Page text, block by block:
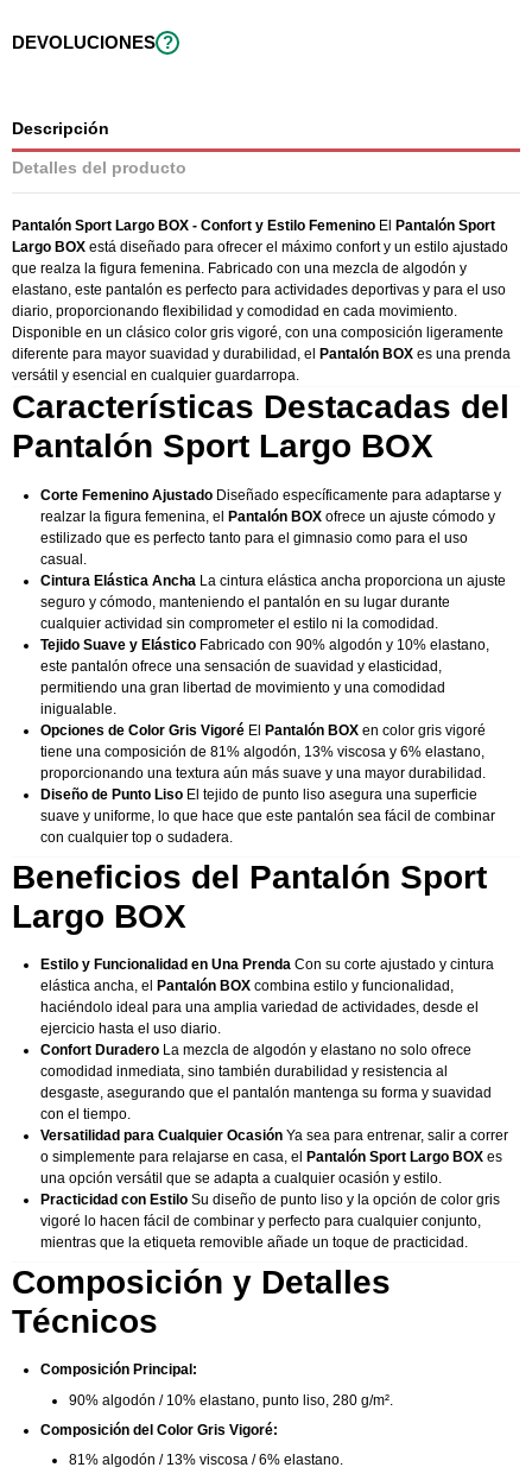
DEVOLUCIONES ?
Descripción
Detalles del producto
Pantalón Sport Largo BOX - Confort y Estilo Femenino El Pantalón Sport
Largo BOX está diseñado para ofrecer el máximo confort y un estilo ajustado
que realza la figura femenina. Fabricado con una mezcla de algodón y
elastano, este pantalón es perfecto para actividades deportivas y para el uso
diario, proporcionando flexibilidad y comodidad en cada movimiento.
Disponible en un clásico color gris vigoré, con una composición ligeramente
diferente para mayor suavidad y durabilidad, el
Pantalón BOX es una prenda
versátil y esencial en cualquier guardarropa.
Características Destacadas del
Pantalón Sport Largo BOX
Corte Femenino Ajustado Diseñado específicamente para adaptarse y
realzar la figura femenina, el Pantalón BOX ofrece un ajuste cómodo y
estilizado que es perfecto tanto para el gimnasio como para el uso
casual.
Cintura Elástica Ancha La cintura elástica ancha proporciona un ajuste
seguro y cómodo, manteniendo el pantalón en su lugar durante
cualquier actividad sin comprometer el estilo ni la comodidad.
Tejido Suave y Elástico Fabricado con 90% algodón y 10% elastano,
este pantalón ofrece una sensación de suavidad y elasticidad,
permitiendo una gran libertad de movimiento y una comodidad
inigualable.
Opciones de Color Gris Vigoré El Pantalón BOX en color gris vigoré
tiene una composición de 81% algodón, 13% viscosa y 6% elastano,
proporcionando una textura aún más suave y una mayor durabilidad.
Diseño de Punto Liso El tejido de punto liso asegura una superficie
suave y uniforme, lo que hace que este pantalón sea fácil de combinar
con cualquier top o sudadera.
Beneficios del Pantalón Sport
Largo BOX
Estilo y Funcionalidad en Una Prenda Con su corte ajustado y cintura
elástica ancha, el
Pantalón BOX combina estilo y funcionalidad,
haciéndolo ideal para una amplia variedad de actividades, desde el
ejercicio hasta el uso diario.
Confort Duradero La mezcla de algodón y elastano no solo ofrece
comodidad inmediata, sino también durabilidad y resistencia al
desgaste, asegurando que el pantalón mantenga su forma y suavidad
con el tiempo.
Versatilidad para Cualquier Ocasión Ya sea para entrenar, salir a correr
o simplemente para relajarse en casa, el
Pantalón Sport Largo BOX es
una opción versátil que se adapta a cualquier ocasión y estilo.
Practicidad con Estilo Su diseño de punto liso y la opción de color gris
vigoré lo hacen fácil de combinar y perfecto para cualquier conjunto,
mientras que la etiqueta removible añade un toque de practicidad.
Composición y Detalles
Técnicos
Composición Principal:
90% algodón / 10% elastano, punto liso, 280 g/m².
Composición del Color Gris Vigoré:
81% algodón / 13% viscosa / 6% elastano.